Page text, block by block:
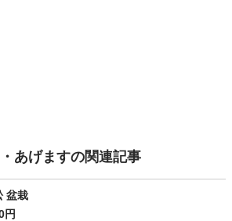
あげますの関連記事
盆栽
円